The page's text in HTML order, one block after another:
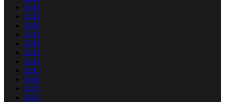
2018
2017
2016
2015
2014
2013
2012
2011
2010
2009
2008